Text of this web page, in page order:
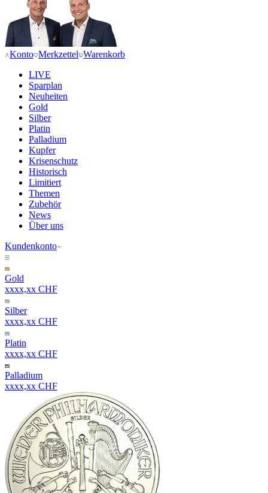
Konto Merkzettel Warenkorb
LIVE
Sparplan
Neuheiten
Gold
Silber
Platin
Palladium
Kupfer
Krisenschutz
Historisch
Limitiert
Themen
Zubehör
News
Über uns
Kundenkonto
Gold
xxxx,xx CHF
Silber
xxxx,xx CHF
Platin
xxxx,xx CHF
Palladium
xxxx,xx CHF